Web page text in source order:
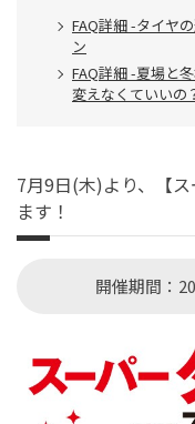
FAQ詳細 -タイヤ
ン
FAQ詳細 -夏場と
変えなくていいの
7月9日(木)より、【
ます！
開催期間：